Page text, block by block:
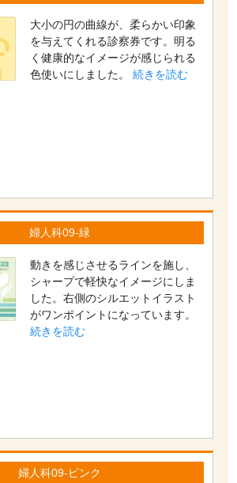
大小の円の曲線が、柔らかい印象
を与えてくれる診察券です。明る
く健康的なイメージが感じられる
色使いにしました。続きを読む
婦人科09-緑
動きを感じさせるラインを施し、
シャープで軽快なイメージにしま
した。右側のシルエットイラスト
がワンポイントになっています。
続きを読む
婦人科09-ピンク